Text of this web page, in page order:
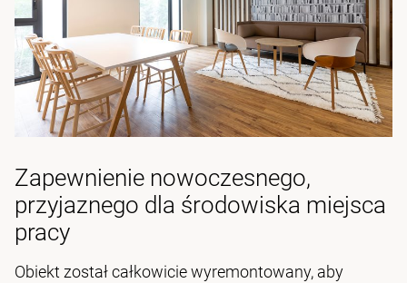
Zapewnienie nowoczesnego,
przyjaznego dla środowiska miejsca
pracy
Obiekt został całkowicie wyremontowany, aby